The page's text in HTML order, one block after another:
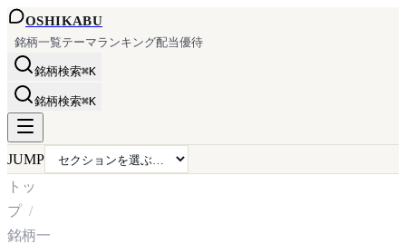
OSHIKABU
銘柄一覧テーマランキング配当優待
銘柄検索⌘K
銘柄検索⌘K
JUMP
トッ
プ
銘柄一